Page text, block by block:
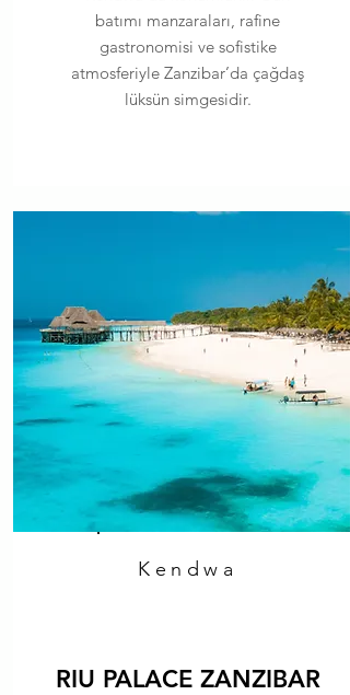
batımı manzaraları, rafine
gastronomisi ve sofistike
atmosferiyle Zanzibar’da çağdaş
lüksün simgesidir.
Kendwa
RIU PALACE ZANZIBAR